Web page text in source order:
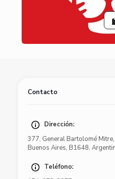
Contacto
Dirección:
377, General Bartolomé Mitre,
Buenos Aires, B1648,
Teléfono: